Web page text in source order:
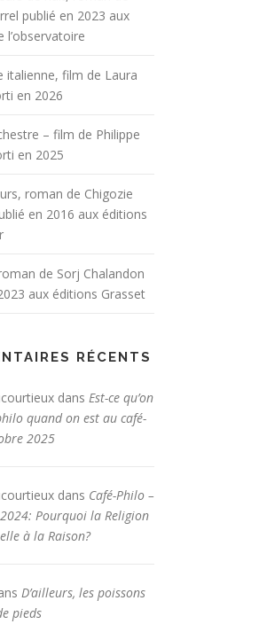
publié en 2023 aux
l’observatoire
italienne, film de Laura
en 2026
– film de Philippe
en 2025
roman de Chigozie
en 2016 aux éditions
de Sorj Chalandon
aux éditions Grasset
RÉCENTS
dans Est-ce qu’on
quand on est au café-
2025
dans Café-Philo –
Pourquoi la Religion
à la Raison?
D’ailleurs, les poissons
pieds